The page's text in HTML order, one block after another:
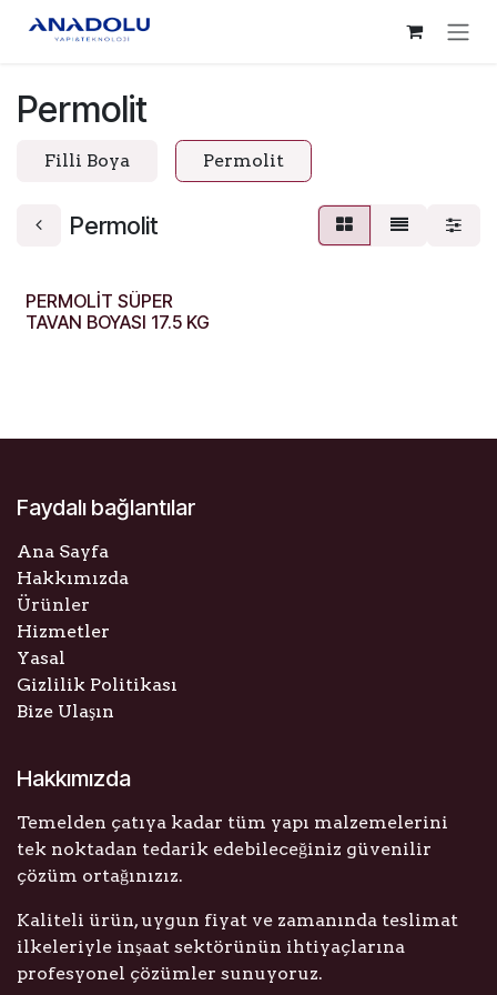
Permolit
Filli Boya Permolit
Permolit
PERMOLİT SÜPER
TAVAN BOYASI 17.5 KG
Faydalı bağlantılar
Ana Sayfa
Hakkımızda
Ürünler
Hizmetler
Yasal
Gizlilik Politikası
Bize Ulaşın
Hakkımızda
Temelden çatıya kadar tüm yapı malzemelerini
tek noktadan tedarik edebileceğiniz güvenilir
çözüm ortağınızız.
Kaliteli ürün, uygun fiyat ve zamanında teslimat
ilkeleriyle inşaat sektörünün ihtiyaçlarına
profesyonel çözümler sunuyoruz.